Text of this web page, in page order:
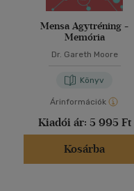
Mensa Agytréning -
Memória
Dr. Gareth Moore
Könyv
Árinformációk
Kiadói ár: 5 995 Ft
Kosárba